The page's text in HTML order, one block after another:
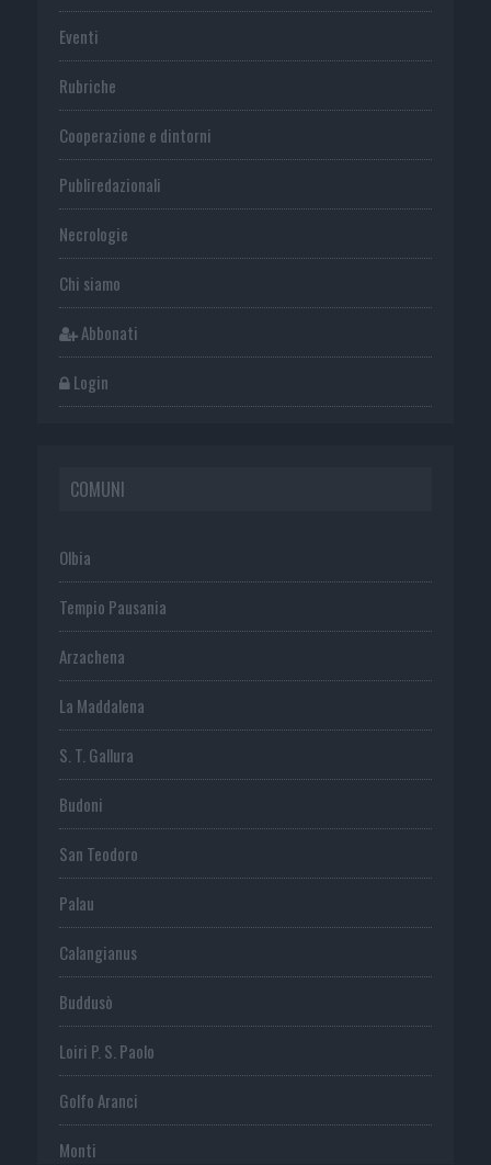
Eventi
Rubriche
Cooperazione e dintorni
Publiredazionali
Necrologie
Chi siamo
Abbonati
Login
COMUNI
Olbia
Tempio Pausania
Arzachena
La Maddalena
S. T. Gallura
Budoni
San Teodoro
Palau
Calangianus
Buddusò
Loiri P. S. Paolo
Golfo Aranci
Monti